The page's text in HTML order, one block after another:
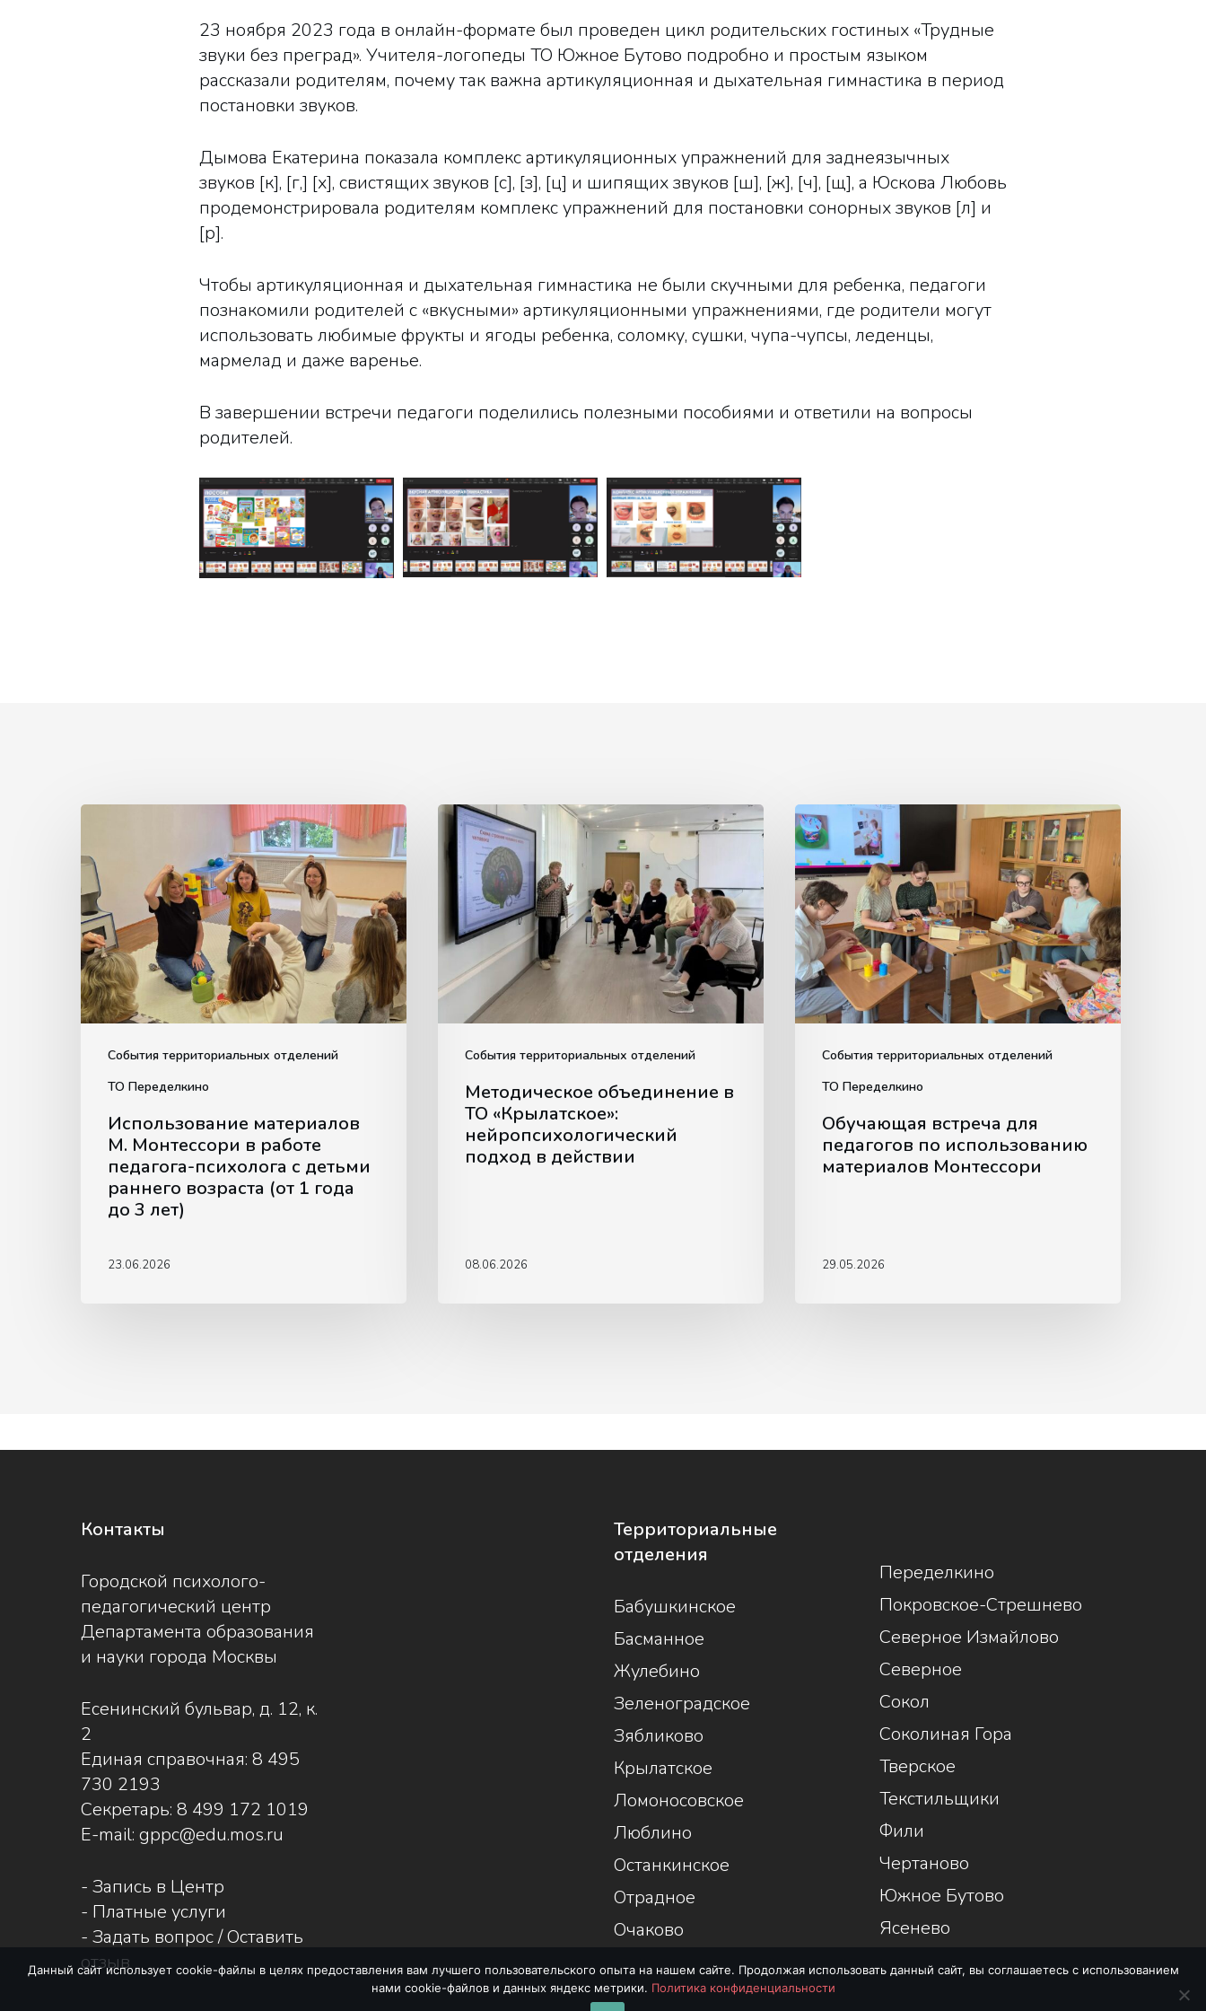
23 ноября 2023 года в онлайн-формате был проведен цикл родительских гостиных «Трудные
звуки без преград». Учителя-логопеды ТО Южное Бутово подробно и простым языком
рассказали родителям, почему так важна артикуляционная и дыхательная гимнастика в период
постановки звуков.
Дымова Екатерина показала комплекс артикуляционных упражнений для заднеязычных
звуков [к], [г,] [х], свистящих звуков [с], [з], [ц] и шипящих звуков [ш], [ж], [ч], [щ], а Юскова Любовь
продемонстрировала родителям комплекс упражнений для постановки сонорных звуков [л] и
[р].
Чтобы артикуляционная и дыхательная гимнастика не были скучными для ребенка, педагоги
познакомили родителей с «вкусными» артикуляционными упражнениями, где родители могут
использовать любимые фрукты и ягоды ребенка, соломку, сушки, чупа-чупсы, леденцы,
мармелад и даже варенье.
В завершении встречи педагоги поделились полезными пособиями и ответили на вопросы
родителей.
23.11.
(3)
23.11.
(4)
23.11.
(1)
События территориальных отделений
ТО Переделкино
Использование
М.
Монтессори
в
работе
педагога-
психолога
с
раннего
возраста
года
Использование материалов
М. Монтессори в работе
педагога-психолога с детьми
раннего возраста (от 1 года
до 3 лет)
23.06.2026
События территориальных отделений
Методическое
объединение
в
ТО
«Крылатское»:
нейропсихологический
подход
в
действии
Методическое объединение в
ТО «Крылатское»:
нейропсихологический
подход в действии
08.06.2026
События территориальных отделений
ТО Переделкино
Обучающая
встреча
для
педагогов
по
использованию
материалов
Монтессори
Обучающая встреча для
педагогов по использованию
материалов Монтессори
29.05.2026
Контакты
Городской психолого-
педагогический центр
Департамента образования
и науки города Москвы
Есенинский бульвар, д. 12, к.
2
Единая справочная: 8 495
730 2193
Секретарь: 8 499 172 1019
E-mail: gppc@edu.mos.ru
- Запись в Центр
- Платные услуги
- Задать вопрос / Оставить
отзыв
Территориальные
отделения
Бабушкинское
Басманное
Жулебино
Зеленоградское
Зябликово
Крылатское
Ломоносовское
Люблино
Останкинское
Отрадное
Очаково
Переделкино
Покровское-Стрешнево
Северное Измайлово
Северное
Сокол
Соколиная Гора
Тверское
Текстильщики
Фили
Чертаново
Южное Бутово
Ясенево
Данный сайт использует cookie-файлы в целях предоставления вам лучшего пользовательского опыта на нашем сайте. Продолжая использовать данный сайт, вы соглашаетесь с использованием
нами cookie-файлов и данных яндекс метрики. Политика конфиденциальности